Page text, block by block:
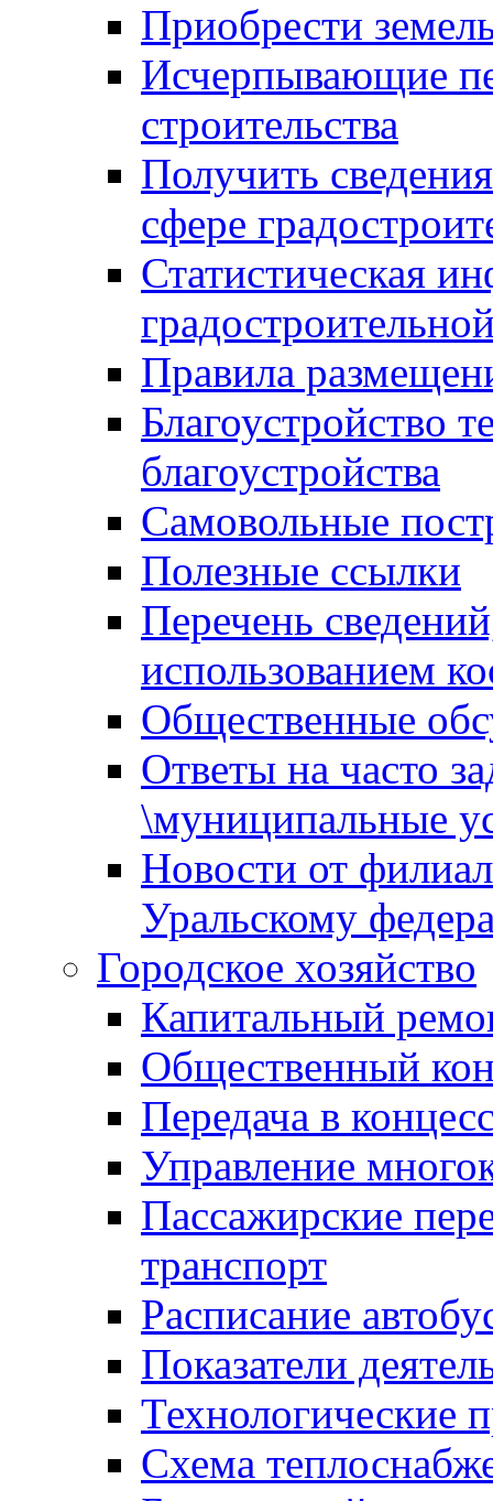
Приобрести
Исчерпывающие
строительства
Получить
сфере
Статистическая
Правила
Благоустройство
благоустройства
Самовольные
Полезные ссылки
Перечень
использованием
Общественные
Ответы на часто
\муниципальные
Новости от
Уральскому
Городское хозяйство
Капитальный
Общественный
Передача в
Управление
Пассажирские
транспорт
Расписание
Показатели
Технологические
Схема